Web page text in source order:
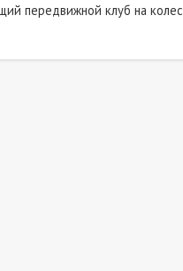
передвижной клуб на